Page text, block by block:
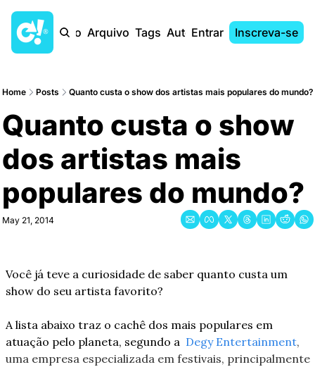
Início Arquivo Tags AutoresEntrar Inscreva-se
Home Posts Quanto custa o show dos artistas mais populares do mundo?
Quanto custa o show
dos artistas mais
populares do mundo?
May 21, 2014
Você já teve a curiosidade de saber quanto custa um
show do seu artista favorito?
A lista abaixo traz o cachê dos mais populares em
atuação pelo planeta, segundo a Degy Entertainment,
uma empresa especializada em festivais, principalmente